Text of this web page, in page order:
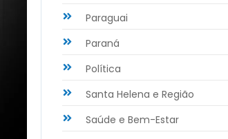
Paraguai
Paraná
Política
Santa Helena e Região
Saúde e Bem-Estar